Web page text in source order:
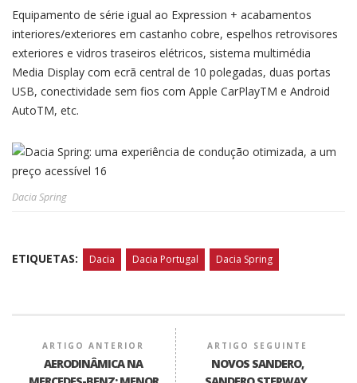
Equipamento de série igual ao Expression + acabamentos
interiores/exteriores em castanho cobre, espelhos retrovisores
exteriores e vidros traseiros elétricos, sistema multimédia
Media Display com ecrã central de 10 polegadas, duas portas
USB, conectividade sem fios com Apple CarPlayTM e Android
AutoTM, etc.
Dacia Spring
ETIQUETAS: Dacia Dacia Portugal Dacia Spring
ARTIGO ANTERIOR
AERODINÂMICA NA
ARTIGO SEGUINTE
NOVOS SANDERO,